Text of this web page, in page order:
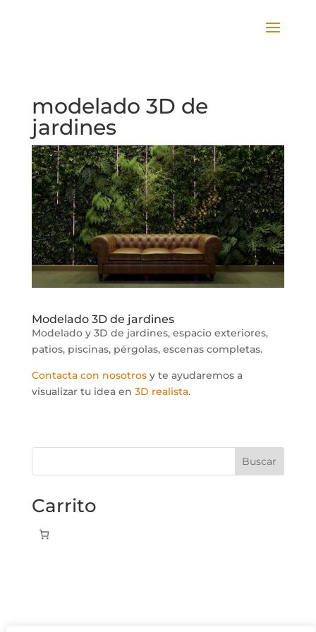
modelado 3D de
jardines
Modelado 3D de jardines
Modelado y 3D de jardines, espacio exteriores,
patios, piscinas, pérgolas, escenas completas.
Contacta con nosotrosy te ayudaremos a
visualizar tu idea en 3D realista.
Buscar
Carrito